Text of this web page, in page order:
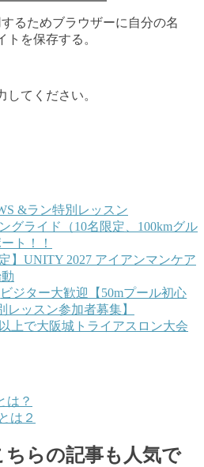
るためブラウザーに自分の名
を保存する。
してください。
&ラン特別レッスン
グライド（10名限定、100kmグル
ト！！
】UNITY 2027 アイアンマンケア
ビジター大歓迎【50mプール初心
レッスン参加者募集】
上で大阪城トライアスロン大会
は？
は２
ちらの記事も人気で